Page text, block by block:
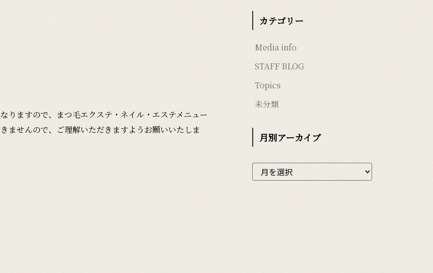
りますので、まつ毛エクステ・ネイル・エステメニュー
ませんので、ご理解いただきますようお願いいたしま
カテゴリー
Media info
STAFF BLOG
Topics
未分類
月別アーカイブ